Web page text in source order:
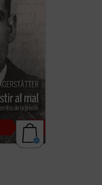
nazi. Se
en
de